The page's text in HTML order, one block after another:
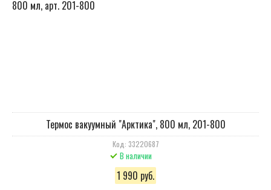
Термос вакуумный "Арктика", 800 мл, 201-800
Код: 33220687
В наличии
1 990 руб.